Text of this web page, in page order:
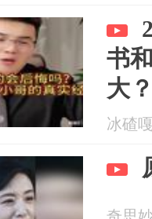
书
大？
冰碴